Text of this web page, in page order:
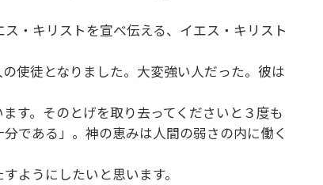
・キリストを宣べ伝える、イエス・キリスト
使徒となりました。大変強い人だった。彼は
す。そのとげを取り去ってくださいと３度も
である」。神の恵みは人間の弱さの内に働く
ようにしたいと思います。